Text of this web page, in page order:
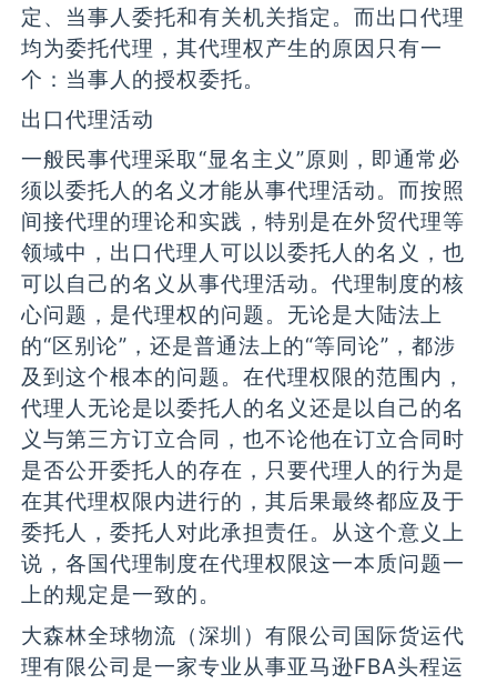
定、当事人委托和有关机关指定。而出口代理
均为委托代理，其代理权产生的原因只有一
个：当事人的授权委托。
出口代理活动
一般民事代理采取“显名主义”原则，即通常必
须以委托人的名义才能从事代理活动。而按照
间接代理的理论和实践，特别是在外贸代理等
领域中，出口代理人可以以委托人的名义，也
可以自己的名义从事代理活动。代理制度的核
心问题，是代理权的问题。无论是大陆法上
的“区别论”，还是普通法上的“等同论”，都涉
及到这个根本的问题。在代理权限的范围内，
代理人无论是以委托人的名义还是以自己的名
义与第三方订立合同，也不论他在订立合同时
是否公开委托人的存在，只要代理人的行为是
在其代理权限内进行的，其后果最终都应及于
委托人，委托人对此承担责任。从这个意义上
说，各国代理制度在代理权限这一本质问题一
上的规定是一致的。
大森林全球物流（深圳）有限公司国际货运代
理有限公司是一家专业从事亚马逊FBA头程运